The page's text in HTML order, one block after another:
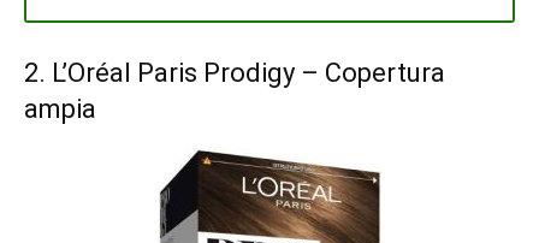
2. L’Oréal Paris Prodigy – Copertura
ampia